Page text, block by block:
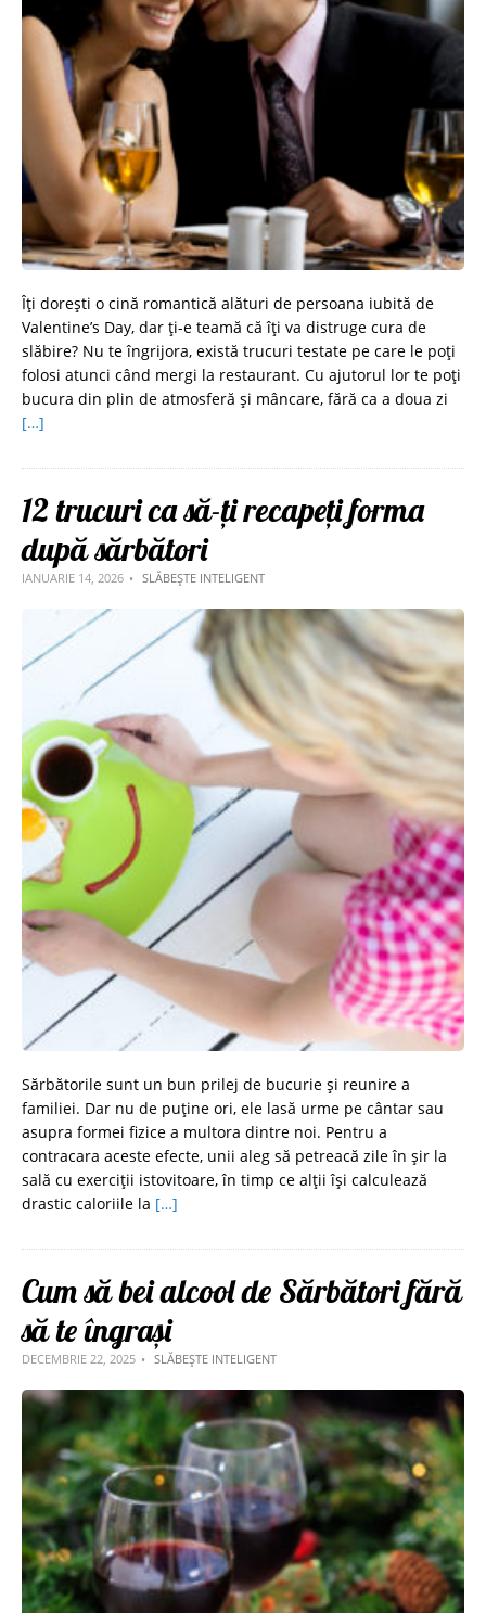
Îți dorești o cină romantică alături de persoana iubită de
Valentine’s Day, dar ți-e teamă că îți va distruge cura de
slăbire? Nu te îngrijora, există trucuri testate pe care le poți
folosi atunci când mergi la restaurant. Cu ajutorul lor te poți
bucura din plin de atmosferă și mâncare, fără ca a doua zi
[…]
12 trucuri ca să-ți recapeți forma
după sărbători
IANUARIE 14, 2026 SLĂBEȘTE INTELIGENT
Sărbătorile sunt un bun prilej de bucurie și reunire a
familiei. Dar nu de puține ori, ele lasă urme pe cântar sau
asupra formei fizice a multora dintre noi. Pentru a
contracara aceste efecte, unii aleg să petreacă zile în șir la
sală cu exerciții istovitoare, în timp ce alții își calculează
drastic caloriile la […]
Cum să bei alcool de Sărbători fără
să te îngrași
DECEMBRIE 22, 2025 SLĂBEȘTE INTELIGENT